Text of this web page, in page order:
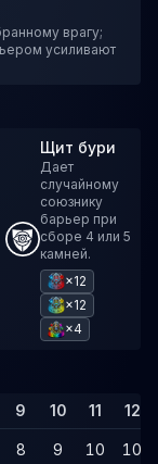
врагу;
усиливают
Щит бури
Дает
случайному
союзнику
барьер при
сборе 4 или 5
камней.
×12
×12
×4
9 10 11 12
8 9 10 10